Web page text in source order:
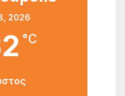
2026
°C